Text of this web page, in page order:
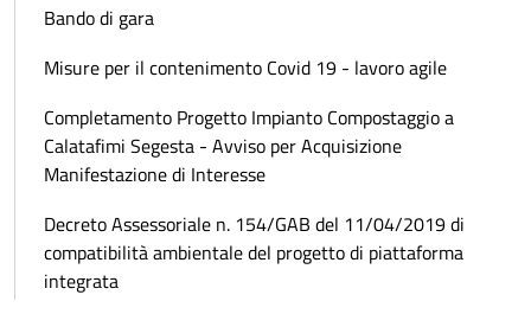
Bando di gara
Misure per il contenimento Covid 19 - lavoro agile
Completamento Progetto Impianto Compostaggio a
Calatafimi Segesta - Avviso per Acquisizione
Manifestazione di Interesse
Decreto Assessoriale n. 154/GAB del 11/04/2019 di
compatibilità ambientale del progetto di piattaforma
integrata